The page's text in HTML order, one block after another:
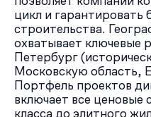
цикл и гарантировать
строительства.
охватывает ключевые
Петербург
Московскую область,
Портфель проектов
включает все
класса до элитного